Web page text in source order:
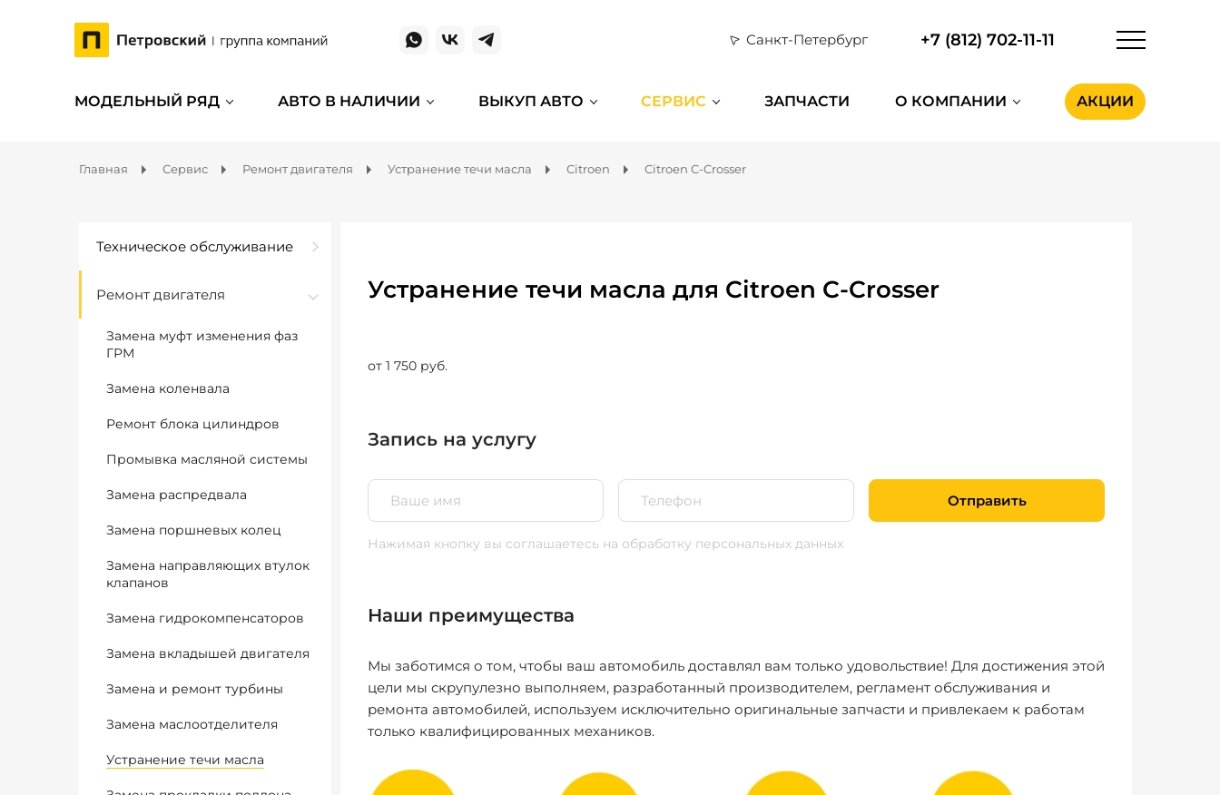
Санкт-Петербург +7 (812) 702-11-11
МОДЕЛЬНЫЙ РЯД АВТО В НАЛИЧИИ ВЫКУП АВТО СЕРВИС ЗАПЧАСТИ О КОМПАНИИ АКЦИИ
Главная Сервис Ремонт двигателя Устранение течи масла Citroen Citroen C-Crosser
Техническое обслуживание
Ремонт двигателя
Замена муфт изменения фаз
ГРМ
Замена коленвала
Ремонт блока цилиндров
Промывка масляной системы
Замена распредвала
Замена поршневых колец
Замена направляющих втулок
клапанов
Замена гидрокомпенсаторов
Замена вкладышей двигателя
Замена и ремонт турбины
Замена маслоотделителя
Устранение течи масла
Устранение течи масла для Citroen C-Crosser
от 1 750 руб.
Запись на услугу
Отправить
Нажимая кнопку вы соглашаетесь на обработку персональных данных
Наши преимущества
Мы заботимся о том, чтобы ваш автомобиль доставлял вам только удовольствие! Для достижения этой
цели мы скрупулезно выполняем, разработанный производителем, регламент обслуживания и
ремонта автомобилей, используем исключительно оригинальные запчасти и привлекаем к работам
только квалифицированных механиков.